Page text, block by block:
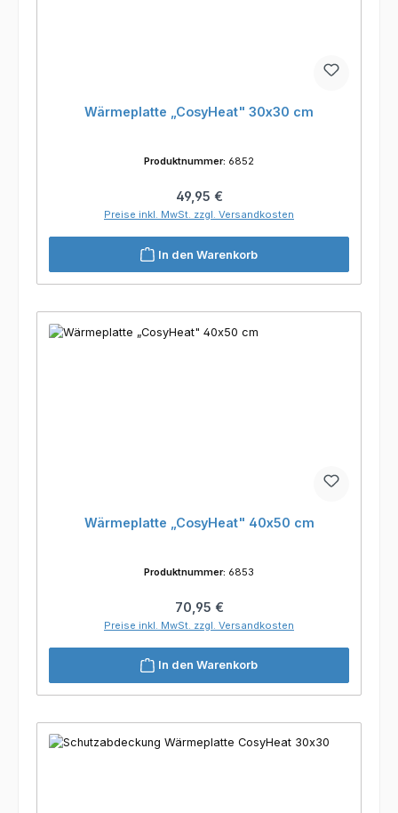
Wärmeplatte „CosyHeat" 30x30 cm
Produktnummer: 6852
Regulärer Preis:
49,95 €
Preise inkl. MwSt. zzgl. Versandkosten
In den Warenkorb
Wärmeplatte „CosyHeat" 40x50 cm
Produktnummer: 6853
Regulärer Preis:
70,95 €
Preise inkl. MwSt. zzgl. Versandkosten
In den Warenkorb